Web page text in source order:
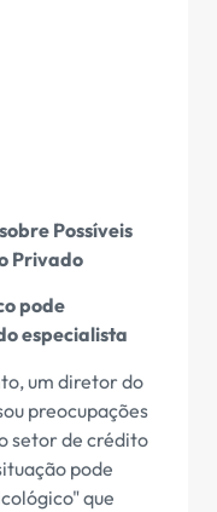
Possíveis
Privado
pode
especialista
um diretor do
preocupações
setor de crédito
pode
que